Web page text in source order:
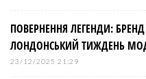
ПОВЕРНЕННЯ ЛЕГЕНДИ: БРЕНД
ЛОНДОНСЬКИЙ ТИЖДЕНЬ
23/12/2025 21:29